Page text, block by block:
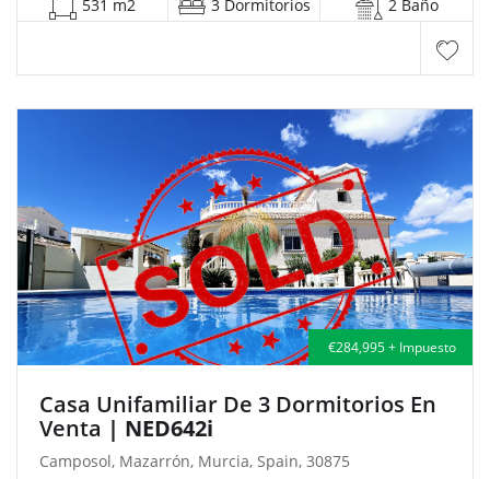
531 m2 3 Dormitorios 2 Baño
€284,995 + Impuesto
Casa Unifamiliar De 3 Dormitorios En
Venta | NED642i
Camposol, Mazarrón, Murcia, Spain, 30875